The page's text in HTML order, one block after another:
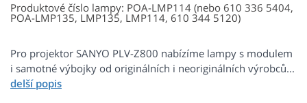
Produktové číslo lampy: POA-LMP114 (nebo 610 336 5404,
POA-LMP135, LMP135, LMP114, 610 344 5120)
Pro projektor SANYO PLV-Z800 nabízíme lampy s modulem
i samotné výbojky od originálních i neoriginálních výrobců...